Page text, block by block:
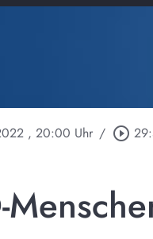
, 20:00 Uhr / play_circle_outline